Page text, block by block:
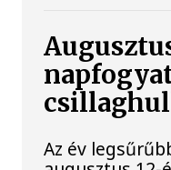
Az év